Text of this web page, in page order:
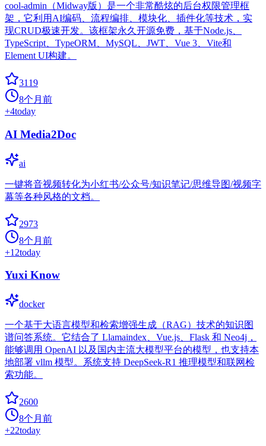
cool-admin（Midway版）是一个非常酷炫的后台权限管理框
架，它利用AI编码、流程编排、模块化、插件化等技术，实
现CRUD极速开发。该框架永久开源免费，基于Node.js、
TypeScript、TypeORM、MySQL、JWT、Vue 3、Vite和
Element UI构建。
3119
8个月前
+4today
AI Media2Doc
ai
一键将音视频转化为小红书/公众号/知识笔记/思维导图/视频字
幕等各种风格的文档。
2973
8个月前
+12today
Yuxi Know
docker
一个基于大语言模型和检索增强生成（RAG）技术的知识图
谱问答系统。它结合了 Llamaindex、Vue.js、Flask 和 Neo4j，
能够调用 OpenAI 以及国内主流大模型平台的模型，也支持本
地部署 vllm 模型。系统支持 DeepSeek-R1 推理模型和联网检
索功能。
2600
8个月前
+22today